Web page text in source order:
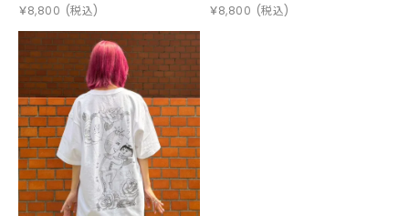
￥8,800 (税込) ￥8,800 (税込)